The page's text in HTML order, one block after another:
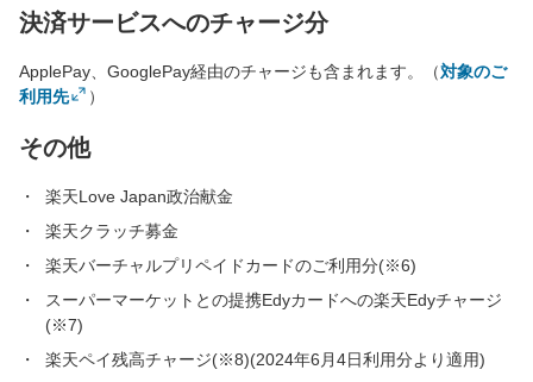
決済サービスへのチャージ分
ApplePay、GooglePay経由のチャージも含まれます。（対象のご
利用先
）
その他
楽天Love Japan政治献金
楽天クラッチ募金
楽天バーチャルプリペイドカードのご利用分(※6)
スーパーマーケットとの提携Edyカードへの楽天Edyチャージ
(※7)
楽天ペイ残高チャージ(※8)(2024年6月4日利用分より適用)